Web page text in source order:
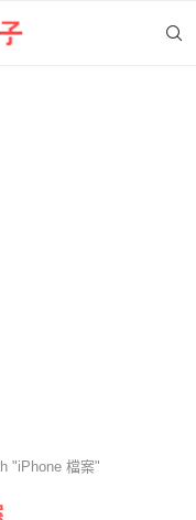
"iPhone 檔案"